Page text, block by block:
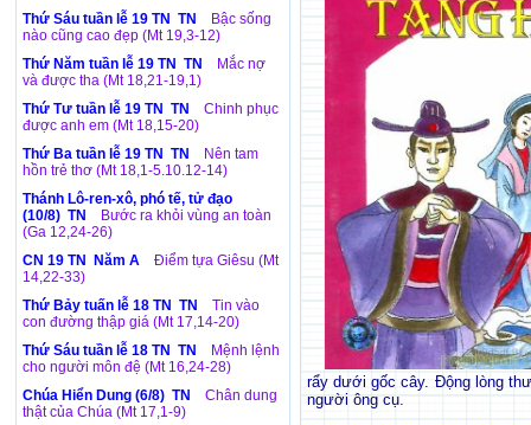
Thứ Sáu tuần lễ 19 TN TN
Bậc sống
nào cũng cao đẹp (Mt 19,3-12)
Thứ Năm tuần lễ 19 TN TN
Mắc nợ
và được tha (Mt 18,21-19,1)
Thứ Tư tuần lễ 19 TN TN
Chinh phục
được anh em (Mt 18,15-20)
Thứ Ba tuần lễ 19 TN TN
Nên tam
hồn trẻ thơ (Mt 18,1-5.10.12-14)
Thánh Lô-ren-xô, phó tế, tử đạo
(10/8) TN
Bước ra khỏi vùng an toàn
(Ga 12,24-26)
CN 19 TN Năm A
Điểm tựa Giêsu (Mt
14,22-33)
Thứ Bảy tuấn lễ 18 TN TN
Tin vào
con đường thập giá (Mt 17,14-20)
Thứ Sáu tuần lễ 18 TN TN
Mệnh lệnh
cho người môn đệ (Mt 16,24-28)
Chúa Hiển Dung (6/8) TN
Chân dung
thật của Chúa (Mt 17,1-9)
rẩy dưới gốc cây. Động lòng
người ông cụ.